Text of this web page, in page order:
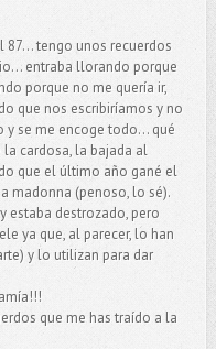
tengo unos recuerdos
entraba llorando porque
porque no me quería ir,
que nos escribiríamos y no
se me encoge todo... qué
la cardosa, la bajada al
que el último año gané el
madonna (penoso, lo sé).
estaba destrozado, pero
ya que, al parecer, lo han
y lo utilizan para dar
que me has traído a la